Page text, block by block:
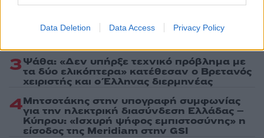
Data Deletion Data Access Privacy Policy
για να παραλάβουν την 46χρονη για την
τραγωδία της Μαρφίν - Η διαδικασία που
3Ψάθα: «Δεν υπήρξε τεχνικό πρόβλημα με
τα δύο ελικόπτερα» κατέθεσαν ο Βρετανός
χειριστής και ο Έλληνας διερμηνέας
4Μητσοτάκης στην υπογραφή συμφωνίας
για την ηλεκτρική διασύνδεση Ελλάδας –
Κύπρου: «Ισχυρή ψήφος εμπιστοσύνης» η
είσοδος της Meridiam στην GSI